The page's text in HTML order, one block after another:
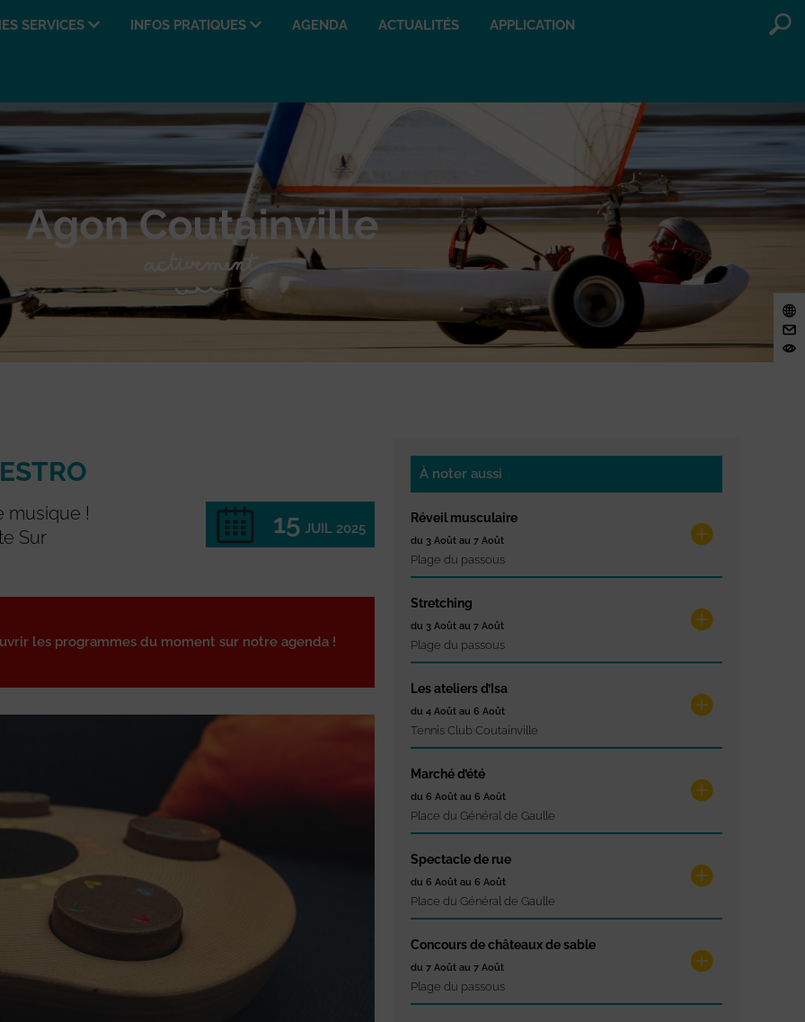
SERVICES INFOS PRATIQUES AGENDA ACTUALITÉS APPLICATION
musique !
Sur
15 JUIL 2025
les programmes du moment sur notre agenda !
À noter aussi
Réveil musculaire
du 3 Août au 7 Août
Plage du passous
Stretching
du 3 Août au 7 Août
Plage du passous
Les ateliers d’Isa
du 4 Août au 6 Août
Tennis Club Coutainville
Marché d’été
du 6 Août au 6 Août
Place du Général de Gaulle
Spectacle de rue
du 6 Août au 6 Août
Place du Général de Gaulle
Concours de châteaux de sable
du 7 Août au 7 Août
Plage du passous